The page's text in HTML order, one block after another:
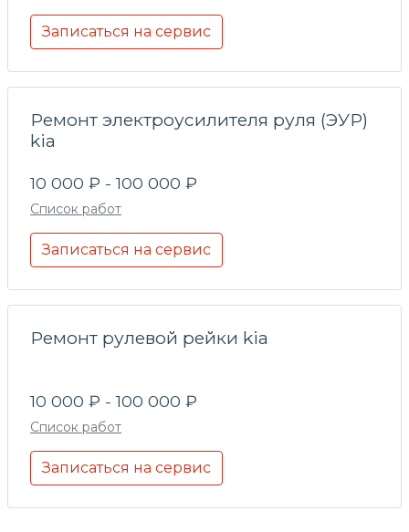
Записаться на сервис
Ремонт электроусилителя руля (ЭУР)
kia
10 000 ₽ - 100 000 ₽
Список работ
Записаться на сервис
Ремонт рулевой рейки kia
10 000 ₽ - 100 000 ₽
Список работ
Записаться на сервис